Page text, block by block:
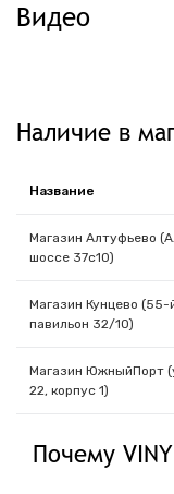
Видео
Наличие в
Название
Магазин Алтуфьево
шоссе 37с10)
Магазин Кунцево
павильон 32/10)
Магазин ЮжныйПорт
22, корпус 1)
Почему